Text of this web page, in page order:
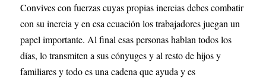
Convives con fuerzas cuyas propias inercias debes combatir
con su inercia y en esa ecuación los trabajadores juegan un
papel importante. Al final esas personas hablan todos los
días, lo transmiten a sus cónyuges y al resto de hijos y
familiares y todo es una cadena que ayuda y es